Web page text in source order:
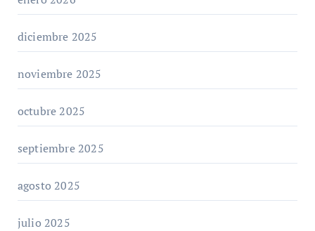
diciembre 2025
noviembre 2025
octubre 2025
septiembre 2025
agosto 2025
julio 2025